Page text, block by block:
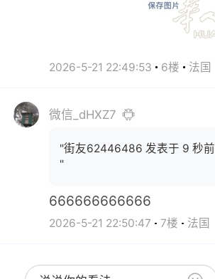
2026-5-21 22:49:53 6楼 法国
微信_dHXZ7
"街友62446486 发表于 9 秒前
"
666666666666
2026-5-21 22:50:47 7楼 法国